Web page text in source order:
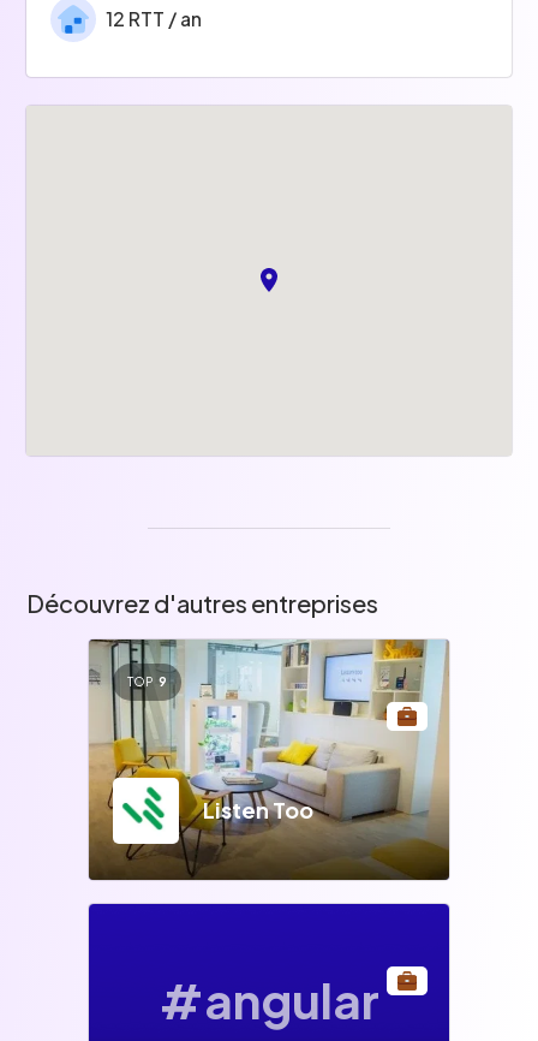
12 RTT / an
Mutuelle et Prévoyance
café/thé à volonté pour les collaborateurs
Découvrez d'autres entreprises
TOP 9
Listen Too
#angular